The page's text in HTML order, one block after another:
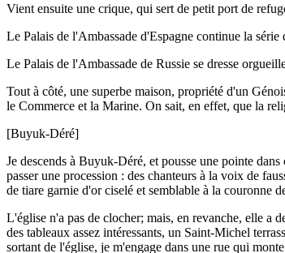
Vient ensuite une crique, qui sert de petit port de
Le Palais de l'Ambassade d'Espagne continue la
Le Palais de l'Ambassade de Russie se dresse
Tout à côté, une superbe maison, propriété d'un
le Commerce et la Marine. On sait, en effet, que la
[Buyuk-Déré]
Je descends à Buyuk-Déré, et pousse une pointe
passer une procession : des chanteurs à la voix de
de tiare garnie d'or ciselé et semblable à la couronne
L'église n'a pas de clocher; mais, en revanche, elle a
des tableaux assez intéressants, un Saint-Michel
sortant de l'église, je m'engage dans une rue qui